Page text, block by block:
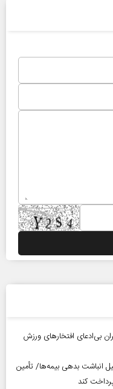
بی‌ادعای افتخارهای ورزش
انباشت بدهی بیمه‌ها/ تأمین